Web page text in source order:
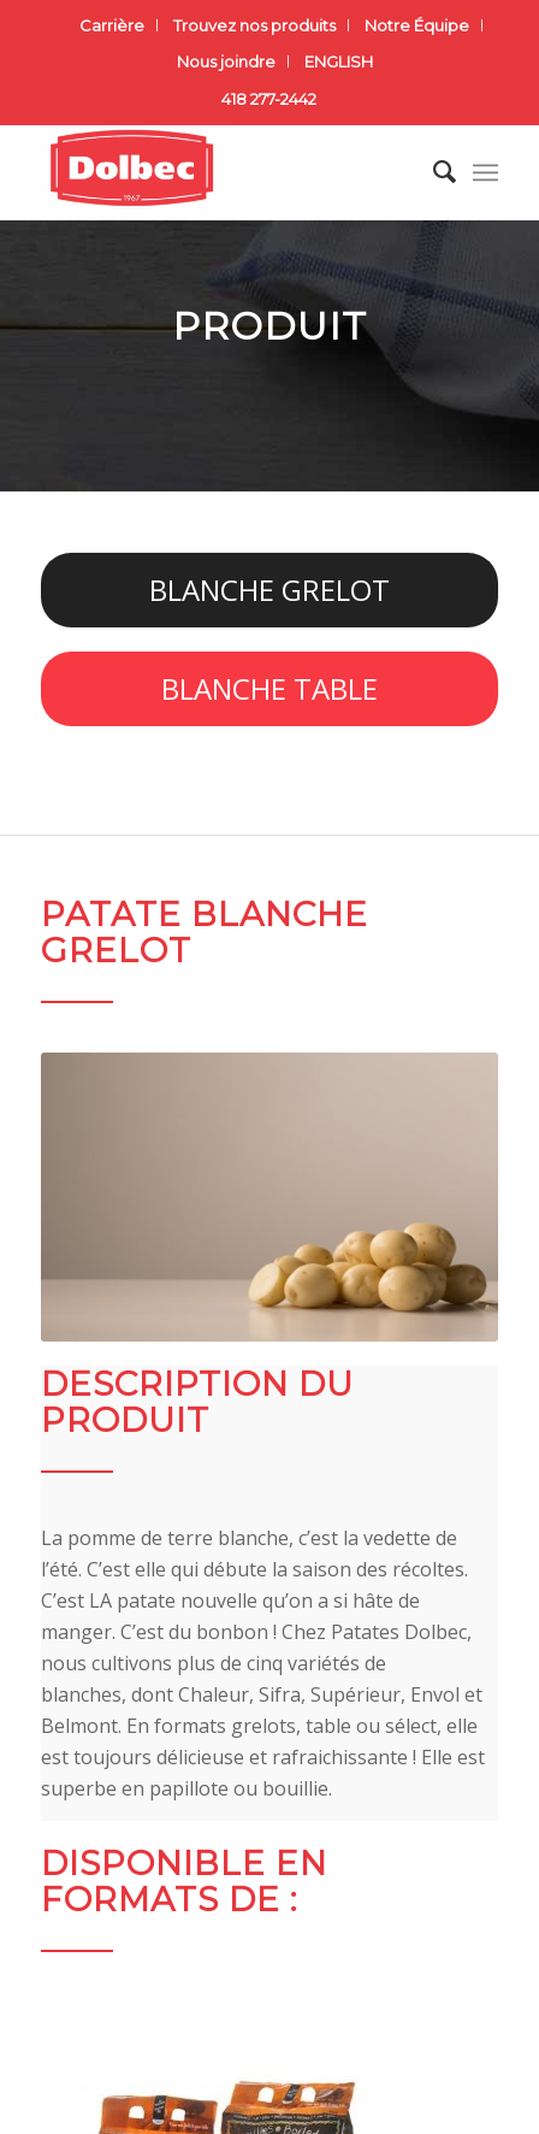
Carrière Trouvez nos produits
Notre Équipe
Nous joindre
ENGLISH
418 277-2442
PRODUIT
BLANCHE GRELOT
BLANCHE TABLE
PATATE BLANCHE
GRELOT
DESCRIPTION DU
PRODUIT
La pomme de terre blanche, c’est la vedette de
l’été. C’est elle qui débute la saison des récoltes.
C’est LA patate nouvelle qu’on a si hâte de
manger. C’est du bonbon ! Chez Patates Dolbec,
nous cultivons plus de cinq variétés de
blanches, dont Chaleur, Sifra, Supérieur, Envol et
Belmont. En formats grelots, table ou sélect, elle
est toujours délicieuse et rafraichissante ! Elle est
superbe en papillote ou bouillie.
DISPONIBLE EN
FORMATS DE :